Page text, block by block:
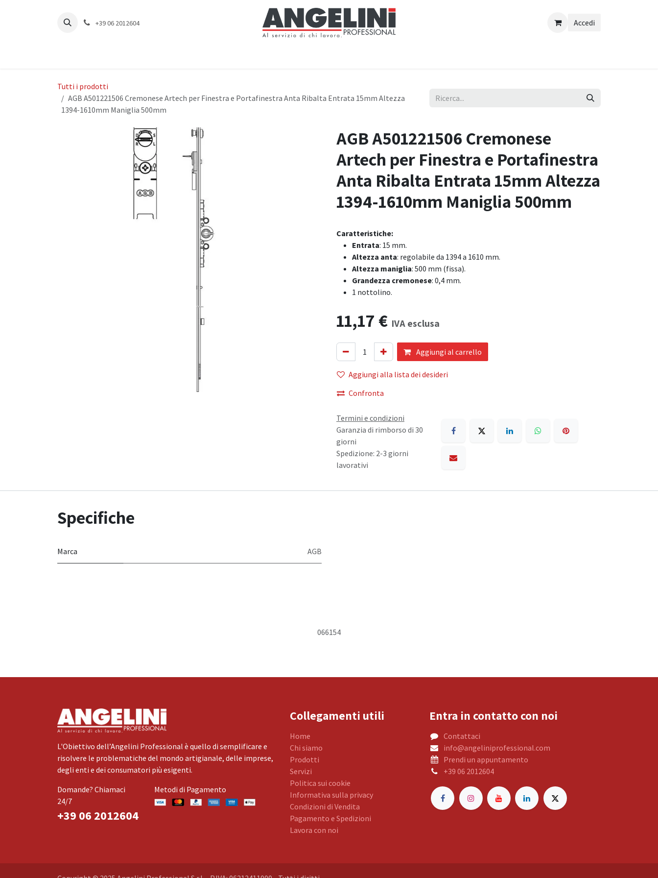
+39 06 2012604 Accedi
Tutti i prodotti
AGB A501221506 Cremonese Artech per Finestra e Portafinestra Anta Ribalta Entrata 15mm Altezza
1394-1610mm Maniglia 500mm
AGB A501221506 Cremonese
Artech per Finestra e Portafinestra
Anta Ribalta Entrata 15mm Altezza
1394-1610mm Maniglia 500mm
Caratteristiche:
Entrata: 15 mm.
Altezza anta: regolabile da 1394 a 1610 mm.
Altezza maniglia: 500 mm (fissa).
Grandezza cremonese: 0,4 mm.
1 nottolino.
11,17 € IVA esclusa
Aggiungi al carrello
Aggiungi alla lista dei desideri
Confronta
Termini e condizioni
Garanzia di rimborso di 30
giorni
Spedizione: 2-3 giorni
lavorativi
Specifiche
Marca AGB
066154
L'Obiettivo dell’Angelini Professional è quello di semplificare e
risolvere le problematiche del mondo artigianale, delle imprese,
degli enti e dei consumatori più esigenti.
Domande? Chiamaci
24/7
+39 06 2012604
Metodi di Pagamento
Collegamenti utili
Home
Chi siamo
Prodotti
Servizi
Politica sui cookie
Informativa sulla privacy
Condizioni di Vendita
Pagamento e Spedizioni
Lavora con noi
Entra in contatto con noi
Contattaci
info@angeliniprofessional.com
Prendi un appuntamento
+39 06 2012604